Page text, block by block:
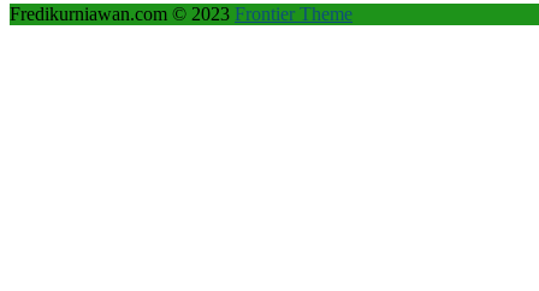
Fredikurniawan.com © 2023 Frontier Theme